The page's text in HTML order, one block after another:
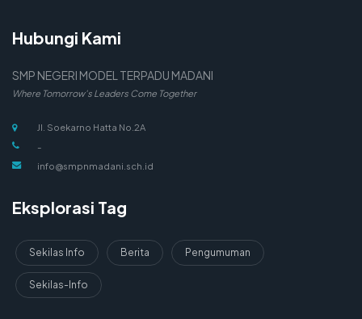
Hubungi Kami
SMP NEGERI MODEL TERPADU MADANI
Where Tomorrow's Leaders Come Together
Jl. Soekarno Hatta No.2A
-
info@smpnmadani.sch.id
Eksplorasi Tag
Sekilas Info Berita Pengumuman
Sekilas-Info